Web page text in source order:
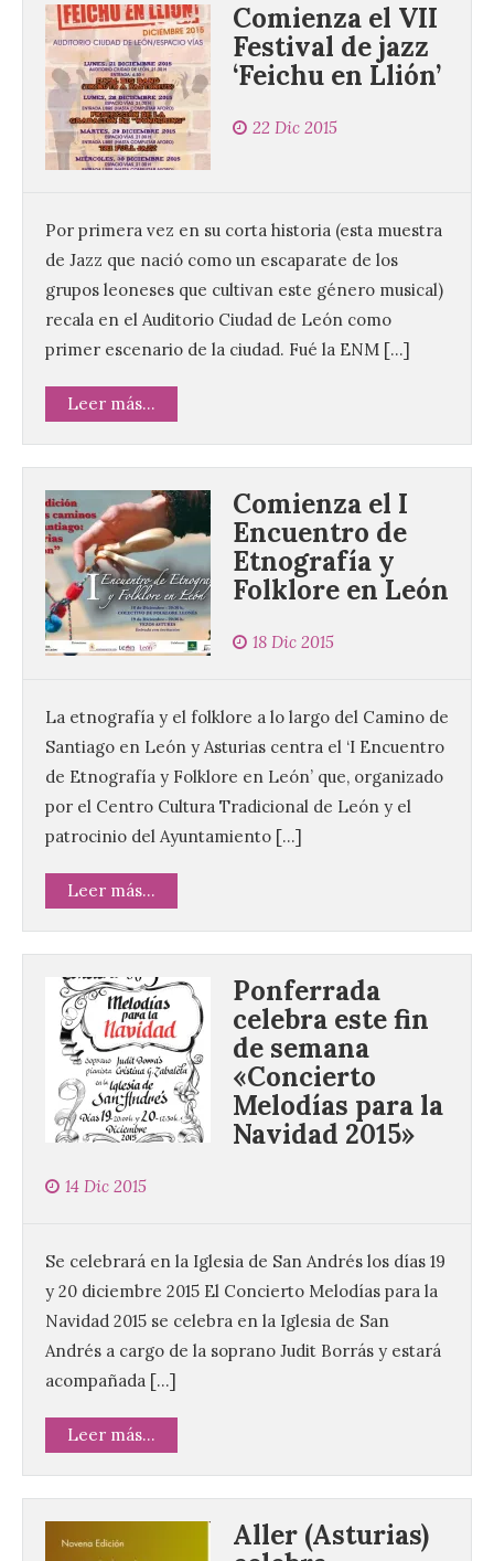
Comienza el VII
Festival de jazz
‘Feichu en Llión’
22 Dic 2015
Por primera vez en su corta historia (esta muestra
de Jazz que nació como un escaparate de los
grupos leoneses que cultivan este género musical)
recala en el Auditorio Ciudad de León como
primer escenario de la ciudad. Fué la ENM […]
Leer más...
Comienza el I
Encuentro de
Etnografía y
Folklore en León
18 Dic 2015
La etnografía y el folklore a lo largo del Camino de
Santiago en León y Asturias centra el ‘I Encuentro
de Etnografía y Folklore en León’ que, organizado
por el Centro Cultura Tradicional de León y el
patrocinio del Ayuntamiento […]
Leer más...
Ponferrada
celebra este fin
de semana
«Concierto
Melodías para la
Navidad 2015»
14 Dic 2015
Se celebrará en la Iglesia de San Andrés los días 19
y 20 diciembre 2015 El Concierto Melodías para la
Navidad 2015 se celebra en la Iglesia de San
Andrés a cargo de la soprano Judit Borrás y estará
acompañada […]
Leer más...
Aller (Asturias)